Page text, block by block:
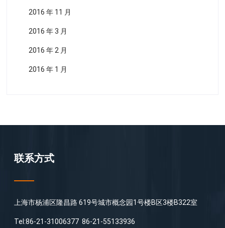
2016 年 11 月
2016 年 3 月
2016 年 2 月
2016 年 1 月
联系方式
上海市杨浦区隆昌路 619号城市概念园1号楼B区3楼B322室
Tel:86-21-31006377 86-21-55133936